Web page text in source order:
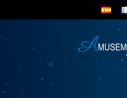
content